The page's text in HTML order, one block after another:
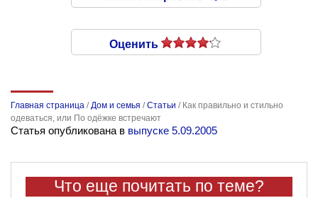
Оценить
Главная страница /Дом и семья /Статьи / Как правильно и стильно
одеваться, или По одёжке встречают
Статья опубликована в выпуске 5.09.2005
Что еще почитать по теме?